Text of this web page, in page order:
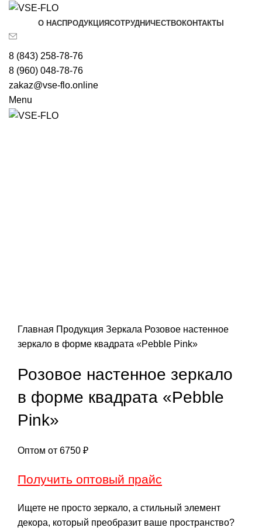
О НАСПРОДУКЦИЯСОТРУДНИЧЕСТВОКОНТАКТЫ
8 (843) 258-78-76
8 (960) 048-78-76
zakaz@vse-flo.online
Menu
Главная Продукция Зеркала Розовое настенное
зеркало в форме квадрата «Pebble Pink»
Розовое настенное зеркало
в форме квадрата «Pebble
Pink»
Оптом от 6750 ₽
Получить оптовый прайс
Ищете не просто зеркало, а стильный элемент
декора, который преобразит ваше пространство?